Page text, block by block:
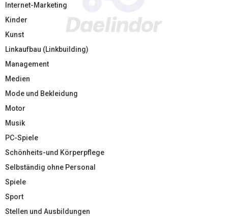
Internet-Marketing
Kinder
Kunst
Linkaufbau (Linkbuilding)
Management
Medien
Mode und Bekleidung
Motor
Musik
PC-Spiele
Schönheits-und Körperpflege
Selbständig ohne Personal
Spiele
Sport
Stellen und Ausbildungen